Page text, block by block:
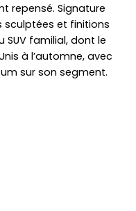
repensé. Signature
sculptées et finitions
SUV familial, dont le
à l’automne, avec
sur son segment.